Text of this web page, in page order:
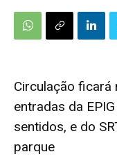
Circulação
entradas da
sentidos, e do
parque